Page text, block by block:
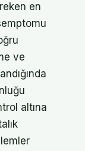
en
ve
altına